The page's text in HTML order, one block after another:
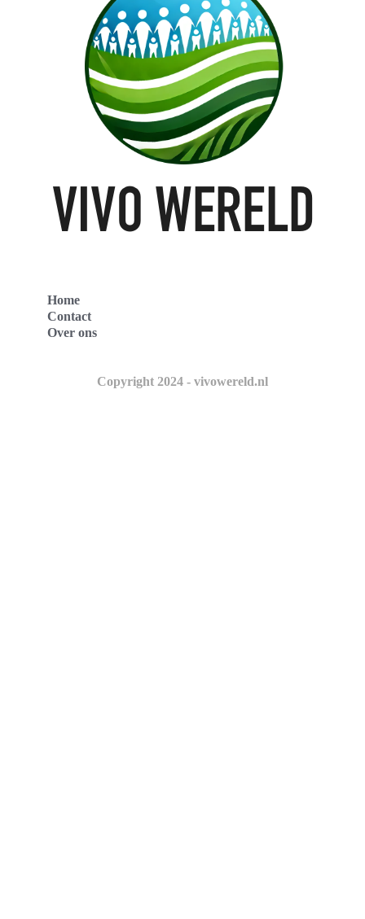
Home
Contact
Over ons
Copyright 2024 - vivowereld.nl